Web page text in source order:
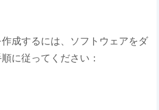
成するには、ソフトウェアをダ
に従ってください：